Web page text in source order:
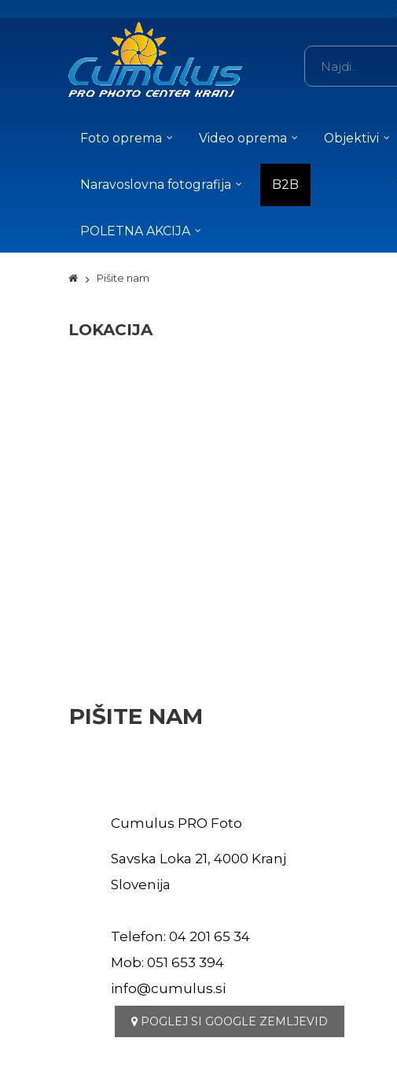
Foto oprema Video oprema Objektivi
Naravoslovna fotografija B2B
POLETNA AKCIJA
Pišite nam
LOKACIJA
PIŠITE NAM
Cumulus PRO Foto
Savska Loka 21, 4000 Kranj
Slovenija
Telefon: 04 201 65 34
Mob: 051 653 394
info@cumulus.si
POGLEJ SI GOOGLE ZEMLJEVID